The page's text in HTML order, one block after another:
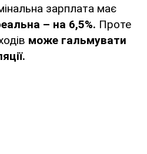
зарплата має
– на 6,5%. Проте
може гальмувати